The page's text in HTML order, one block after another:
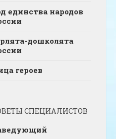
единства народов
дошколята
героев
СПЕЦИАЛИСТОВ